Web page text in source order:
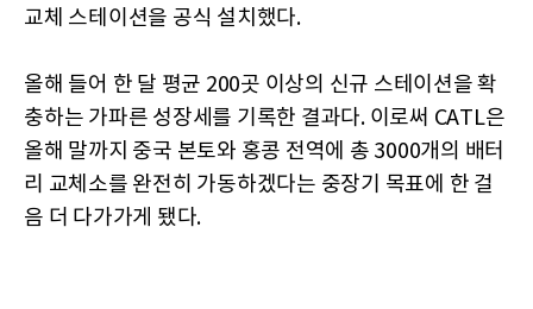
교체 스테이션을 공식 설치했다.
올해 들어 한 달 평균 200곳 이상의 신규 스테이션을 확
충하는 가파른 성장세를 기록한 결과다. 이로써 CATL은
올해 말까지 중국 본토와 홍콩 전역에 총 3000개의 배터
리 교체소를 완전히 가동하겠다는 중장기 목표에 한 걸
음 더 다가가게 됐다.